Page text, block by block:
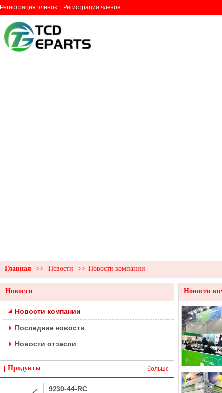
Регистрация членов Регистрация членов
Главная >> Новости >> Новости компании
Новости
Новости компании
Последние новости
Новости отрасли
Продукты больше
9230-44-RC
Новости